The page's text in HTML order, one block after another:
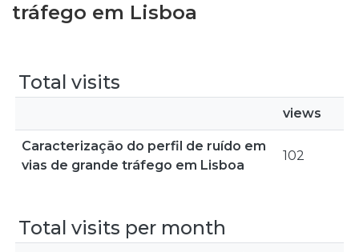
Entities
tráfego em Lisboa
Total visits
views
Caracterização do perfil de ruído em
vias de grande tráfego em Lisboa
102
Total visits per month